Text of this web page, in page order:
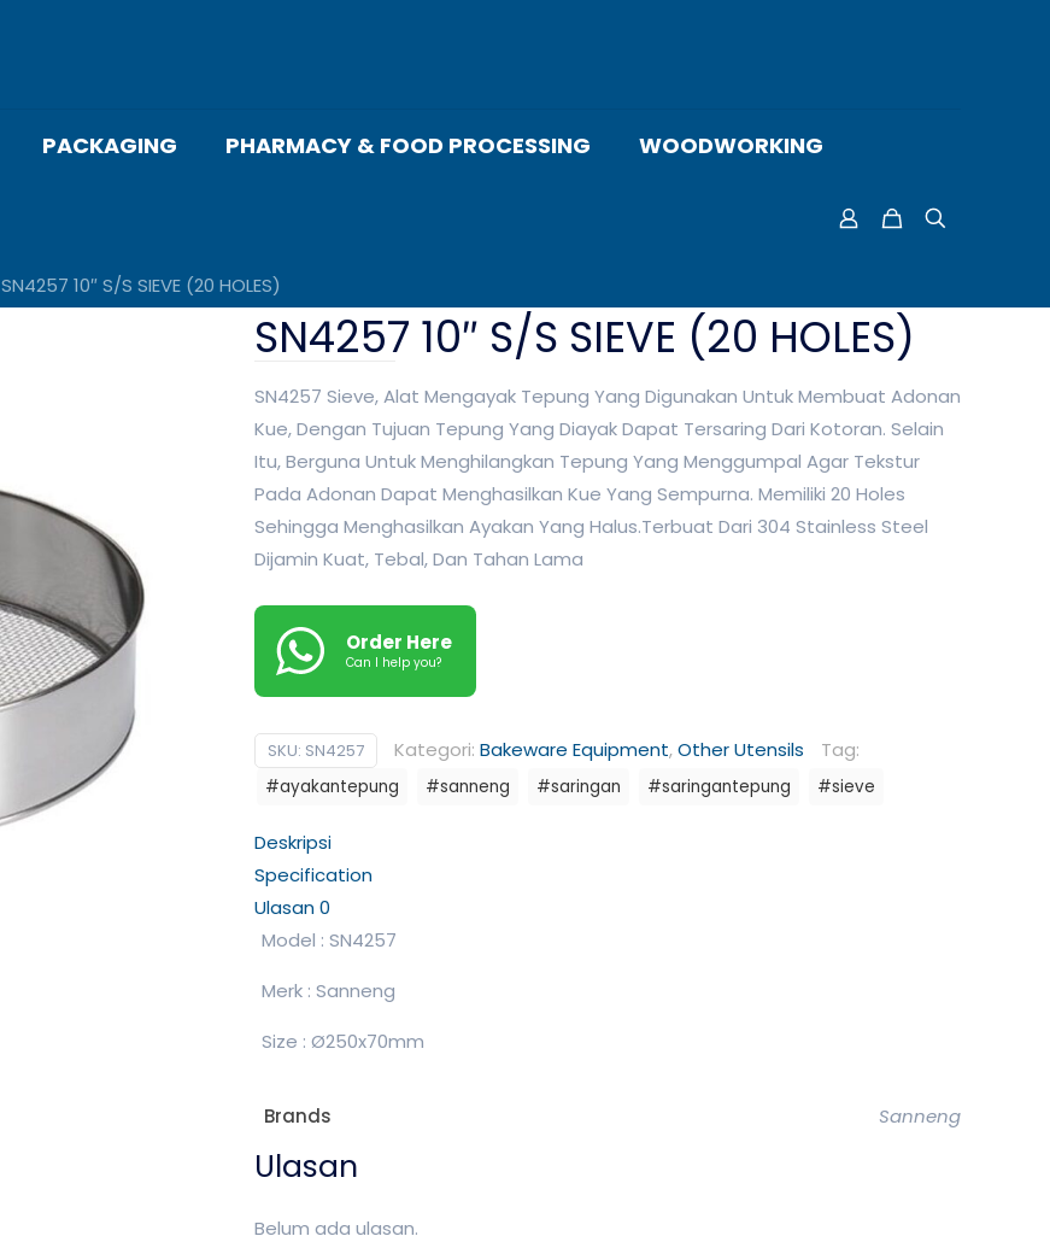
PACKAGING PHARMACY & FOOD PROCESSING WOODWORKING
SN4257 10″ S/S SIEVE (20 HOLES)
SN4257 10″ S/S SIEVE (20 HOLES)
SN4257 Sieve, Alat Mengayak Tepung Yang Digunakan Untuk Membuat Adonan
Kue, Dengan Tujuan Tepung Yang Diayak Dapat Tersaring Dari Kotoran. Selain
Itu, Berguna Untuk Menghilangkan Tepung Yang Menggumpal Agar Tekstur
Pada Adonan Dapat Menghasilkan Kue Yang Sempurna. Memiliki 20 Holes
Sehingga Menghasilkan Ayakan Yang Halus.Terbuat Dari 304 Stainless Steel
Dijamin Kuat, Tebal, Dan Tahan Lama
Order Here
Can I help you?
SKU: SN4257 Kategori: Bakeware Equipment,Other Utensils Tag:
#ayakantepung #sanneng #saringan #saringantepung #sieve
Deskripsi
Specification
Ulasan0
Model : SN4257
Merk : Sanneng
Size : Ø250x70mm
Brands Sanneng
Ulasan
Belum ada ulasan.